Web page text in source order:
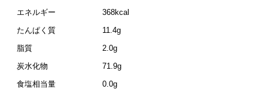
エネルギー 368kcal
たんぱく質 11.4g
脂質 2.0g
炭水化物 71.9g
食塩相当量 0.0g